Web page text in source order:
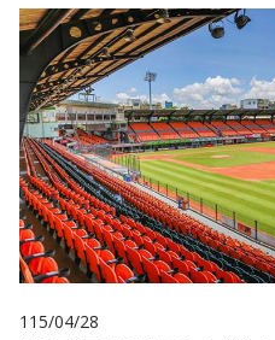
115/04/28